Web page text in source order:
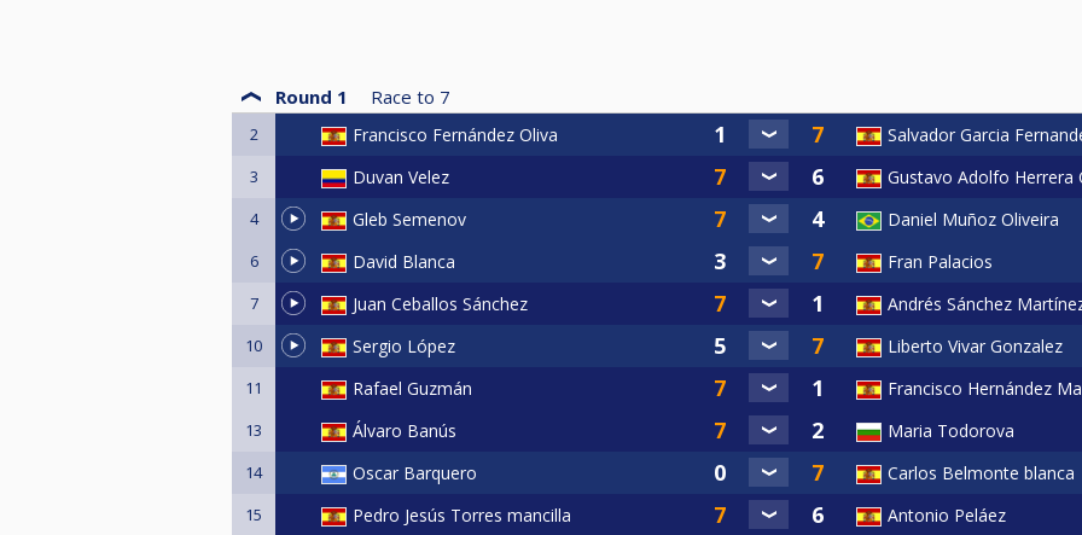
Round 1 Race to 7
2 Francisco Fernández Oliva Salvador Garcia
3 Duvan Velez Gustavo Adolfo Herrera
4 Gleb Semenov Daniel Muñoz Oliveira
6 David Blanca Fran Palacios
7 Juan Ceballos Sánchez Andrés Sánchez
10 Sergio López Liberto Vivar Gonzalez
11 Rafael Guzmán Francisco Hernández
13 Álvaro Banús Maria Todorova
14 Oscar Barquero Carlos Belmonte blanca
15 Pedro Jesús Torres mancilla Antonio Peláez